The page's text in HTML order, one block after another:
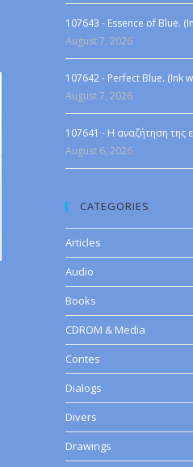
107643 - Essence of Blue.
August 7, 2026
107642 - Perfect Blue. (Ink
August 7, 2026
107641 - Η αναζήτηση της
August 6, 2026
CATEGORIES
Articles
Audio
Books
CDROM & Media
Contes
Dialogs
Divers
Drawings